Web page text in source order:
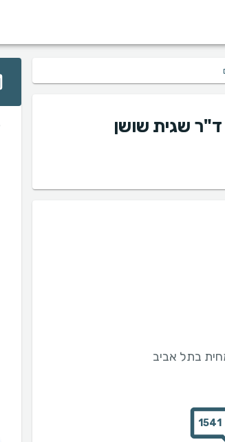
ד"ר שגית שושן
בתל אביב
1541